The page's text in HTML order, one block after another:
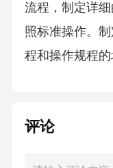
流程，制定详
照标准操作。
程和操作规程
备能够满足生产
评论